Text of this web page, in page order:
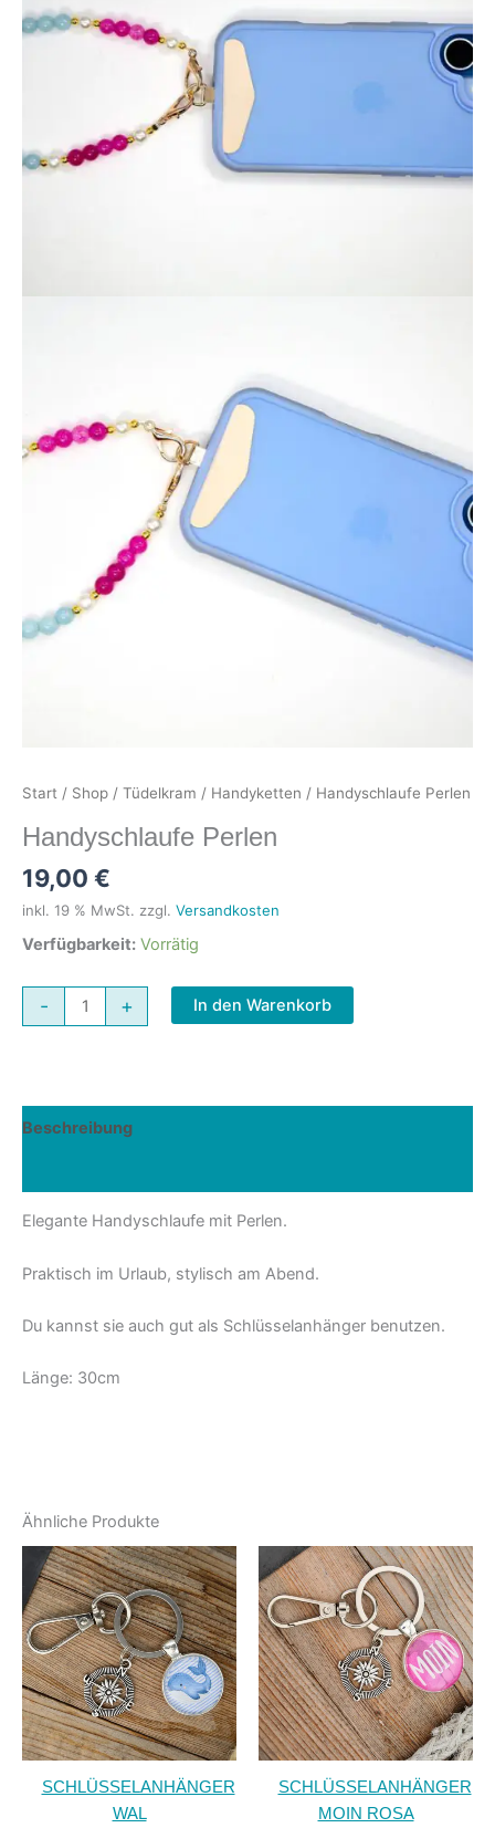
Start / Shop / Tüdelkram / Handyketten / Handyschlaufe Perlen
Handyschlaufe Perlen
19,00 €
inkl. 19 % MwSt. zzgl. Versandkosten
Verfügbarkeit: Vorrätig
-
Handyschlaufe
Perlen
+ In den Warenkorb
Beschreibung
Elegante Handyschlaufe mit Perlen.
Praktisch im Urlaub, stylisch am Abend.
Du kannst sie auch gut als Schlüsselanhänger benutzen.
Länge: 30cm
Ähnliche Produkte
SCHLÜSSELANHÄNGER
WAL
SCHLÜSSELANHÄNGER
MOIN ROSA